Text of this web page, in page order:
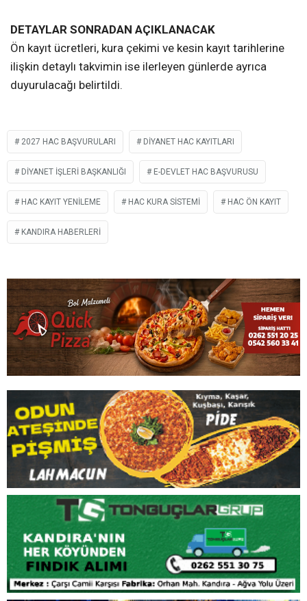
DETAYLAR SONRADAN AÇIKLANACAK
Ön kayıt ücretleri, kura çekimi ve kesin kayıt tarihlerine
ilişkin detaylı takvimin ise ilerleyen günlerde ayrıca
duyurulacağı belirtildi.
2027 HAC BAŞVURULARI DIYANET HAC KAYITLARI
DIYANET İŞLERI BAŞKANLIĞI E-DEVLET HAC BAŞVURUSU
HAC KAYIT YENILEME HAC KURA SISTEMI HAC ÖN KAYIT
KANDIRA HABERLERI